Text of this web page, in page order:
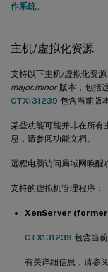
作系统。
主机/虚拟化资源
支持以下主机/虚拟化资
major.minor版本，包括
CTX131239 包含当前版
某些功能可能并非在所有
息，请参阅功能文档。
远程电脑访问局域网唤醒
支持的虚拟机管理程序：
XenServer
CTX131239 包含当
有关详细信息，请参阅